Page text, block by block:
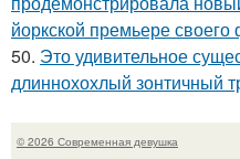
йоркской премьере
50. Это удивительное
длиннохохлый зонтичный
© 2026 Современная девушка